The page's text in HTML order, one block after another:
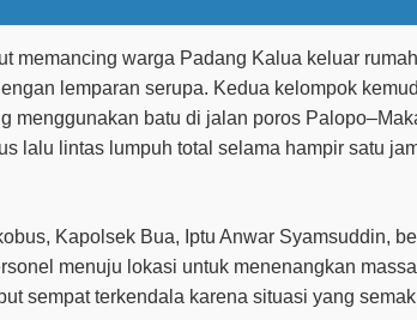
memancing warga Padang Kalua keluar
lemparan serupa. Kedua kelompok
menggunakan batu di jalan poros
lalu lintas lumpuh total selama hampir satu
Kapolsek Bua, Iptu Anwar Syamsuddin,
menuju lokasi untuk menenangkan
sempat terkendala karena situasi yang